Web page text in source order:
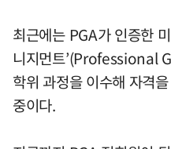
최근에는 PGA가 인증한
니지먼트’(Professional
학위 과정을 이수해 자격
중이다.